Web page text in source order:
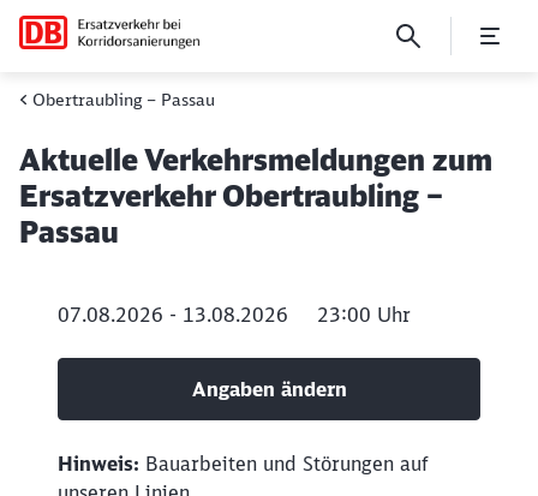
Aktuelle
Obertraubling – Passau
Aktuelle Verkehrsmeldungen zum
Ersatzverkehr Obertraubling –
Passau
07.08.2026 - 13.08.2026 23:00 Uhr
Angaben ändern
Hinweis: Bauarbeiten und Störungen auf